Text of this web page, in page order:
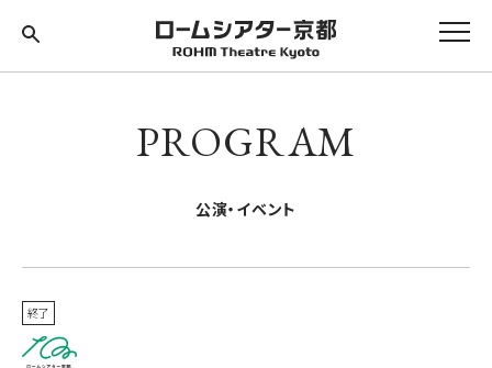
PROGRAM
公演・イベント
終了